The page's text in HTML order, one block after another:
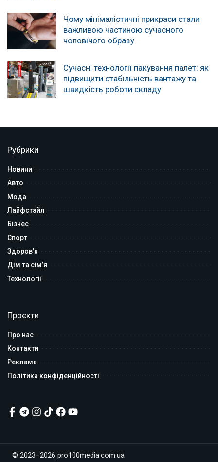
Чому мінімалістичні прикраси стали
важливою частиною сучасного
чоловічого образу
Сучасні технології пакування палет: як
підвищити стабільність вантажу та
швидкість роботи складу
Рубрики
Новини
Авто
Мода
Лайфстайл
Бізнес
Спорт
Здоров’я
Дім та сім’я
Технології
Проєкти
Про нас
Контакти
Реклама
Політика конфіденційності
© 2023–2026 pro100media.com.ua